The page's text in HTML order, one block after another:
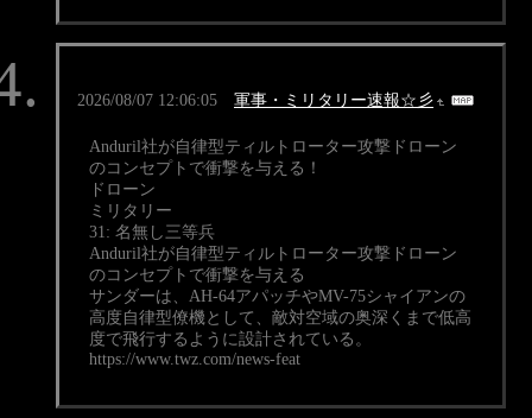
2026/08/07 12:06:05 軍事・ミリタリー速報☆彡
Anduril社が自律型ティルトローター攻撃ドローン
のコンセプトで衝撃を与える！
ドローン
ミリタリー
31: 名無し三等兵
Anduril社が自律型ティルトローター攻撃ドローン
のコンセプトで衝撃を与える
サンダーは、AH-64アパッチやMV-75シャイアンの
高度自律型僚機として、敵対空域の奥深くまで低高
度で飛行するように設計されている。
https://www.twz.com/news-feat